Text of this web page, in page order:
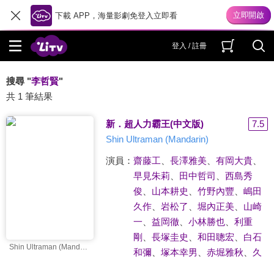
下載 APP，海量影劇免登入立即看
登入 / 註冊
搜尋 "李哲賢"
共 1 筆結果
Shin Ultraman (Mandarin)
新．超人力霸王(中文版)
7.5
Shin Ultraman (Mandarin)
演員： 齋藤工 長澤雅美、 有岡大貴、
早見朱莉
田中哲司
西島秀
俊
山本耕史 竹野內豐
嶋田
久作、 岩松了 堀內正美、 山崎
一
益岡徹、 小林勝也、 利重
剛
長塚圭史 和田聰宏
白石
和彌、 塚本幸男 赤堀雅秋
久